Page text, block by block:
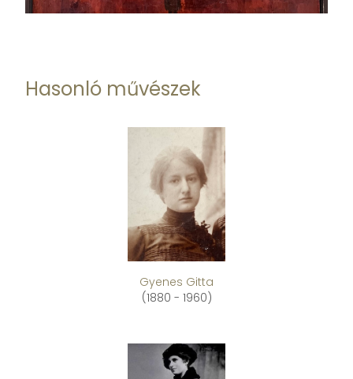
Hasonló művészek
Gyenes Gitta
(1880 - 1960)